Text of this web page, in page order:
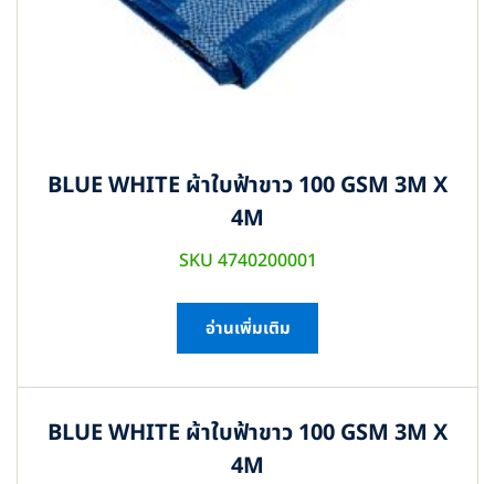
BLUE WHITE ผ้าใบฟ้าขาว 100 GSM 3M X
4M
SKU 4740200001
อ่านเพิ่มเติม
BLUE WHITE ผ้าใบฟ้าขาว 100 GSM 3M X
4M